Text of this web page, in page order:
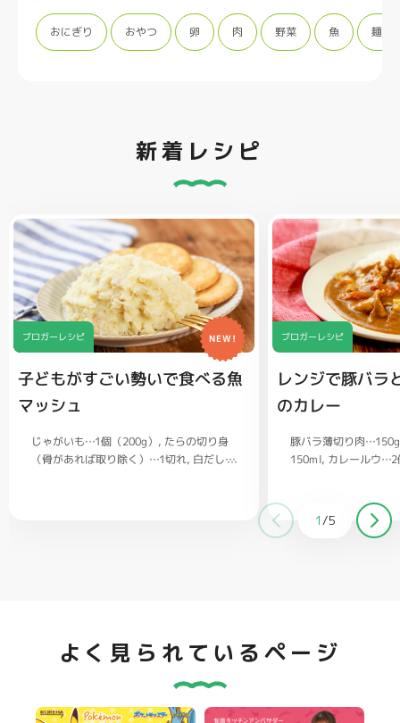
おにぎり おやつ 卵 肉 野菜 魚 麺類
新着レシピ
ブロガーレシピ NEW!
子どもがすごい勢いで食べる魚
マッシュ
じゃがいも…1個（200g） たらの切り身
（骨があれば取り除く）…1切れ 白だし…
ブロガーレシピ
レンジで豚バラ
のカレー
豚バラ薄切り肉…150g
150ml カレールウ…2
1/5
よく見られているページ